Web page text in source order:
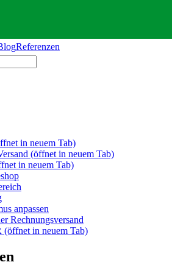
Referenzen
in neuem Tab)
(öffnet in neuem Tab)
in neuem Tab)
anpassen
Rechnungsversand
(öffnet in neuem Tab)